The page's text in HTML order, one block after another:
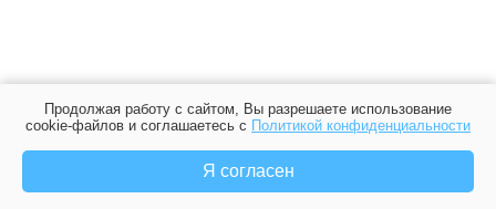
Продолжая работу с сайтом, Вы разрешаете использование
cookie-файлов и соглашаетесь с Политикой конфиденциальности
Я согласен